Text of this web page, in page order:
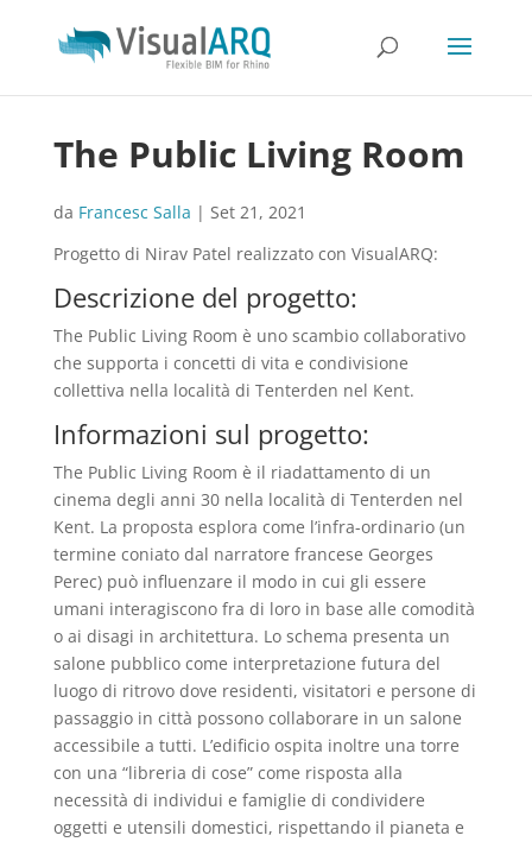
The Public Living Room
da Francesc Salla | Set 21, 2021
Progetto di Nirav Patel realizzato con VisualARQ:
Descrizione del progetto:
The Public Living Room è uno scambio collaborativo
che supporta i concetti di vita e condivisione
collettiva nella località di Tenterden nel Kent.
Informazioni sul progetto:
The Public Living Room è il riadattamento di un
cinema degli anni 30 nella località di Tenterden nel
Kent. La proposta esplora come l’infra-ordinario (un
termine coniato dal narratore francese Georges
Perec) può influenzare il modo in cui gli essere
umani interagiscono fra di loro in base alle comodità
o ai disagi in architettura. Lo schema presenta un
salone pubblico come interpretazione futura del
luogo di ritrovo dove residenti, visitatori e persone di
passaggio in città possono collaborare in un salone
accessibile a tutti. L’edificio ospita inoltre una torre
con una “libreria di cose” come risposta alla
necessità di individui e famiglie di condividere
oggetti e utensili domestici, rispettando il pianeta e